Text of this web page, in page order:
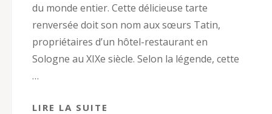
du monde entier. Cette délicieuse tarte
renversée doit son nom aux sœurs Tatin,
propriétaires d’un hôtel-restaurant en
Sologne au XIXe siècle. Selon la légende, cette
…
LIRE LA SUITE